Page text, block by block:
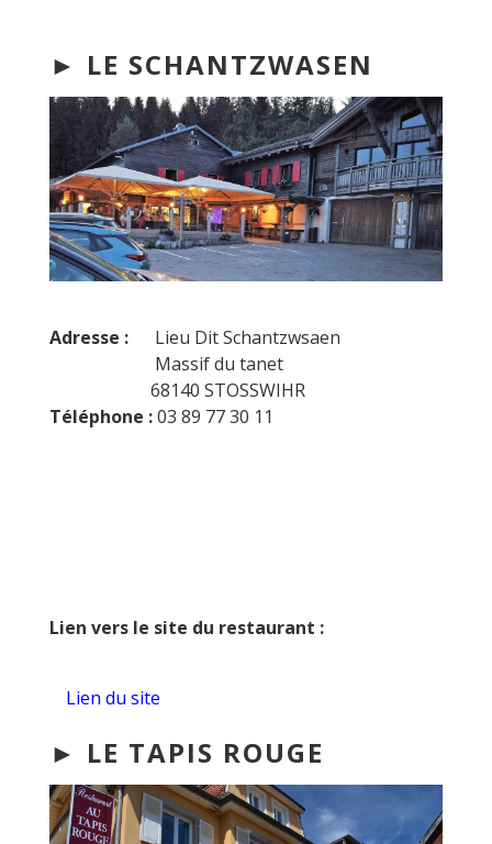
► LE SCHANTZWASEN
Adresse : Lieu Dit Schantzwsaen
Massif du tanet
68140 STOSSWIHR
Téléphone :03 89 77 30 11
Lien vers le site du restaurant :
Lien du site
► LE TAPIS ROUGE